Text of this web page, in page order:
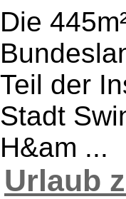
Die
Teil der
Stadt
H&am ...
Urlaub